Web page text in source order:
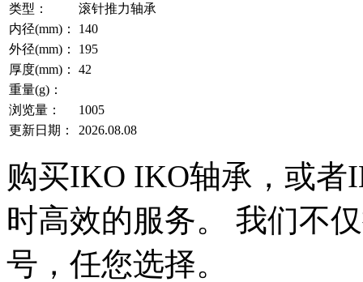
类型：
滚针推力轴承
内径(mm)：
140
外径(mm)：
195
厚度(mm)：
42
重量(g)：
浏览量：
1005
更新日期：
2026.08.08
购买IKO IKO轴承，或者
时高效的服务。 我们不
号，任您选择。